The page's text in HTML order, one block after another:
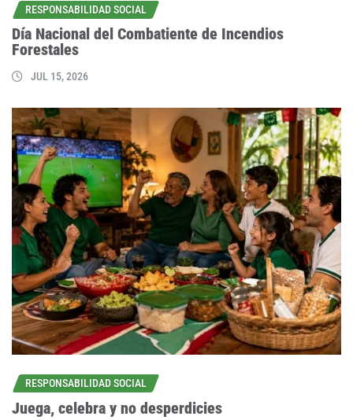
RESPONSABILIDAD SOCIAL
Día Nacional del Combatiente de Incendios
Forestales
JUL 15, 2026
RESPONSABILIDAD SOCIAL
Juega, celebra y no desperdicies